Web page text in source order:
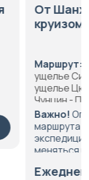
От
круизом
Маршрут:
ущелье
ущелье
Чунцин -
Важно!
маршрута
меняться